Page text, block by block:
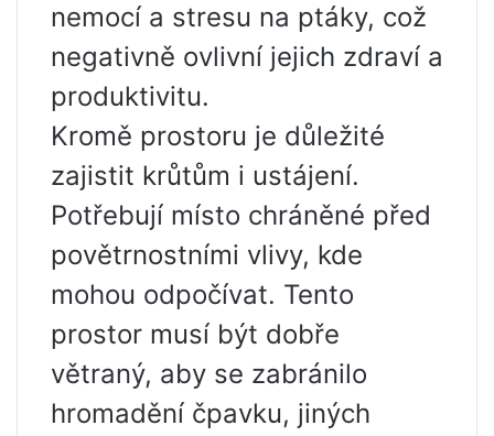
nemocí a stresu na ptáky, což
negativně ovlivní jejich zdraví a
produktivitu.
Kromě prostoru je důležité
zajistit krůtům i ustájení.
Potřebují místo chráněné před
povětrnostními vlivy, kde
mohou odpočívat. Tento
prostor musí být dobře
větraný, aby se zabránilo
hromadění čpavku, jiných